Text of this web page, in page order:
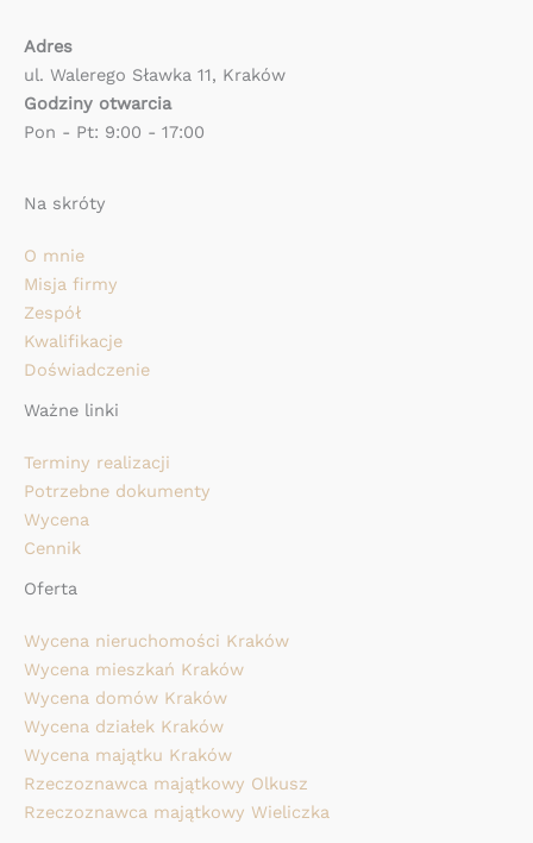
Adres
ul. Walerego Sławka 11, Kraków
Godziny otwarcia
Pon - Pt: 9:00 - 17:00
Na skróty
O mnie
Misja firmy
Zespół
Kwalifikacje
Doświadczenie
Ważne linki
Terminy realizacji
Potrzebne dokumenty
Wycena
Cennik
Oferta
Wycena nieruchomości Kraków
Wycena mieszkań Kraków
Wycena domów Kraków
Wycena działek Kraków
Wycena majątku Kraków
Rzeczoznawca majątkowy Olkusz
Rzeczoznawca majątkowy Wieliczka